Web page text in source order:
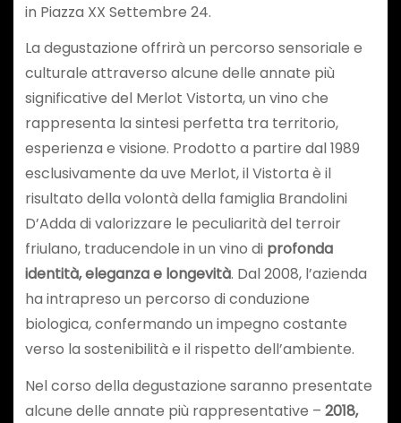
in Piazza XX Settembre 24.
La degustazione offrirà un percorso sensoriale e
culturale attraverso alcune delle annate più
significative del Merlot Vistorta, un vino che
rappresenta la sintesi perfetta tra territorio,
esperienza e visione. Prodotto a partire dal 1989
esclusivamente da uve Merlot, il Vistorta è il
risultato della volontà della famiglia Brandolini
D’Adda di valorizzare le peculiarità del terroir
friulano, traducendole in un vino di profonda
identità, eleganza e longevità. Dal 2008, l’azienda
ha intrapreso un percorso di conduzione
biologica, confermando un impegno costante
verso la sostenibilità e il rispetto dell’ambiente.
Nel corso della degustazione saranno presentate
alcune delle annate più rappresentative – 2018,